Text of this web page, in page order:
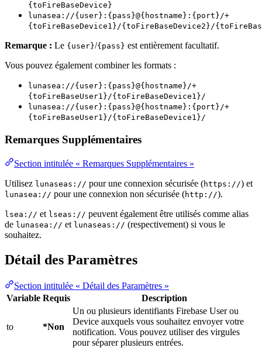
{toFireBaseDevice}
lunasea://{user}:{pass}@{hostname}:{port}/+
{toFireBaseDevice1}/{toFireBaseDevice2}/
Remarque : Le {user}/{pass} est entièrement facultatif.
Vous pouvez également combiner les formats :
lunasea://{user}:{pass}@{hostname}/+
{toFireBaseUser1}/{toFireBaseDevice1}/
lunasea://{user}:{pass}@{hostname}:{port}/+
{toFireBaseUser1}/{toFireBaseDevice1}/
Remarques Supplémentaires
Section intitulée « Remarques Supplémentaires »
Utilisez lunaseas:// pour une connexion sécurisée (https://) et
lunasea:// pour une connexion non sécurisée (http://).
lsea:// et lseas:// peuvent également être utilisés comme alias
de lunasea:// et lunaseas:// (respectivement) si vous le
souhaitez.
Détail des Paramètres
Section intitulée « Détail des Paramètres »
Variable Requis Description
to *Non
Un ou plusieurs identifiants Firebase User ou
Device auxquels vous souhaitez envoyer votre
notification. Vous pouvez utiliser des virgules
pour séparer plusieurs entrées.